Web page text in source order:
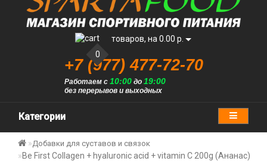
0
товаров, на 0.00 р.
+7 (977) 477-72-70
Работаем с 10:00до 19:00
без перерывов и выходных
Категории
Добавки для суставов и связок
Be First Collagen + hyaluronic acid + vitamin C 200g (Ананас)